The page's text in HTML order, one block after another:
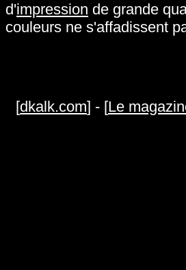
d'impression de grande
couleurs ne s'affadissent
[dkalk.com] - [Le